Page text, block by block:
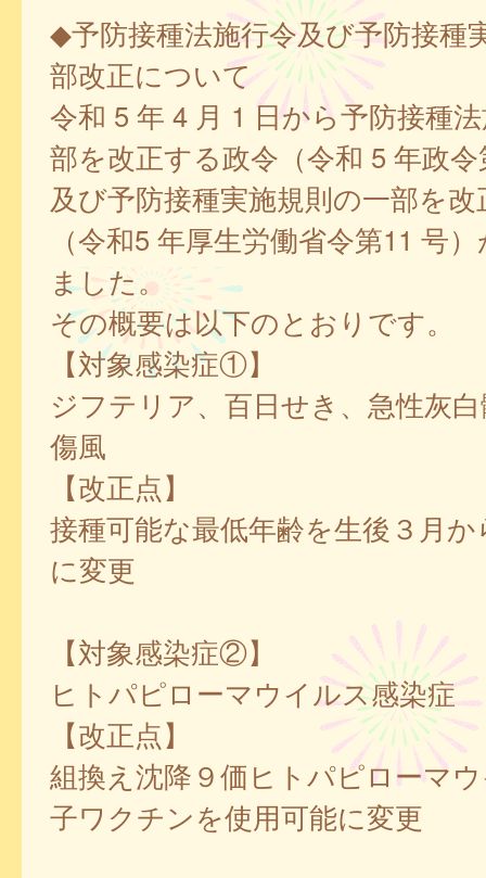
◆予防接種法施行令及び予防接種
部改正について
令和 5 年 4 月 1 日から予防接種
部を改正する政令（令和 5 年政
及び予防接種実施規則の一部を
（令和5 年厚生労働省令第11 号
ました。
その概要は以下のとおりです。
【対象感染症①】
ジフテリア、百日せき、急性灰
傷風
【改正点】
接種可能な最低年齢を生後３月
に変更
【対象感染症②】
ヒトパピローマウイルス感染症
【改正点】
組換え沈降９価ヒトパピローマ
子ワクチンを使用可能に変更